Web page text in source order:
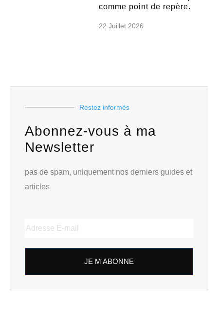
comme point de repère.
22 Juillet 2026
Restez informés
Abonnez-vous à ma
Newsletter
pas de spam, uniquement nos derniers guides et
articles
JE M'ABONNE